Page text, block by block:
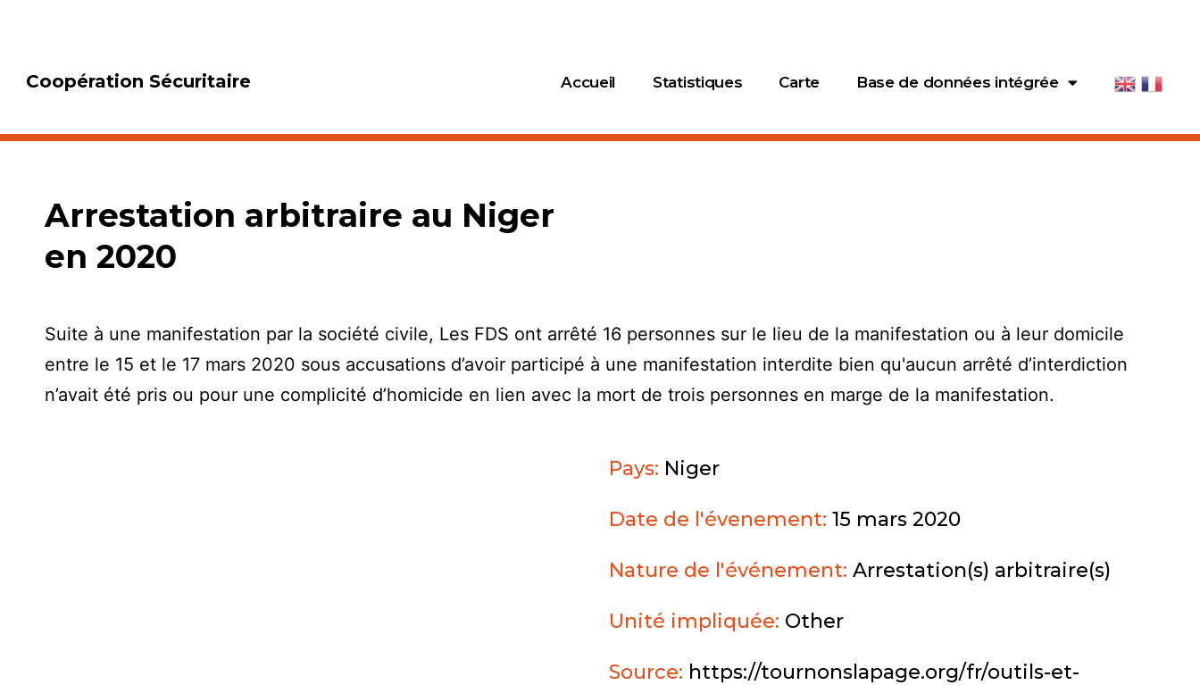
Coopération Sécuritaire Accueil Statistiques Carte Base de données intégrée
Arrestation arbitraire au Niger
en 2020
Suite à une manifestation par la société civile, Les FDS ont arrêté 16 personnes sur le lieu de la manifestation ou à leur domicile
entre le 15 et le 17 mars 2020 sous accusations d’avoir participé à une manifestation interdite bien qu'aucun arrêté d’interdiction
n’avait été pris ou pour une complicité d’homicide en lien avec la mort de trois personnes en marge de la manifestation.
Pays: Niger
Date de l'évenement: 15 mars 2020
Nature de l'événement: Arrestation(s) arbitraire(s)
Unité impliquée: Other
Source: https://tournonslapage.org/fr/outils-et-